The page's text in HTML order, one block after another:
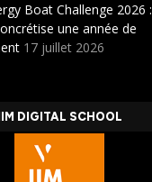
Boat Challenge 2026 :
une année de
17 juillet 2026
IIM DIGITAL SCHOOL